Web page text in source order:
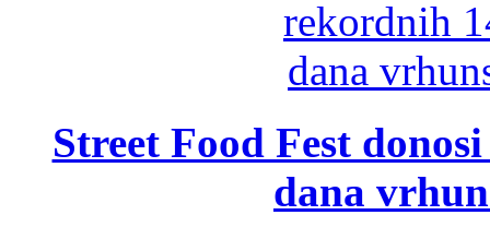
Street Food Fest
dana